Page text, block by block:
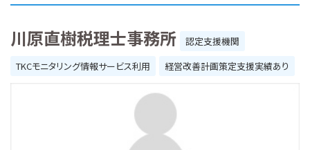
川原直樹税理士事務所
認定支援機関
TKCモニタリング情報サービス利用
経営改善計画策定支援実績あり